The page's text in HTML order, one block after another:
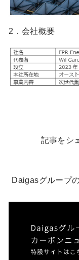
2．会社概要
記事をシ
Daigasグループ